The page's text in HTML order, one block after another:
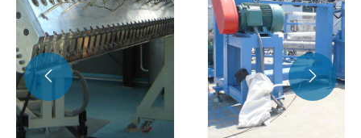
 